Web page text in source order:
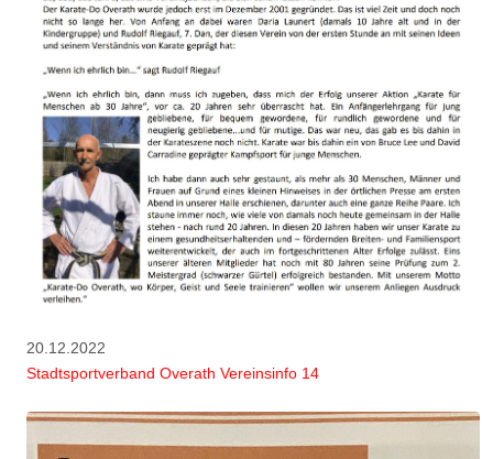
20.12.2022
Stadtsportverband Overath Vereinsinfo 14